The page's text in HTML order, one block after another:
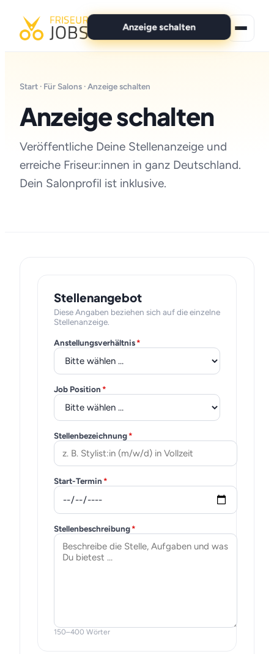
Anzeige schalten
Für Bewerber
Marken
News
Start · Für Salons · Anzeige schalten
Anzeige schalten
Veröffentliche Deine Stellenanzeige und
erreiche Friseur:innen in ganz Deutschland.
Dein Salonprofil ist inklusive.
Stellenangebot
Diese Angaben beziehen sich auf die einzelne
Stellenanzeige.
Anstellungsverhältnis*
Job Position*
Stellenbezeichnung*
Start-Termin*
Stellenbeschreibung*
150–400 Wörter